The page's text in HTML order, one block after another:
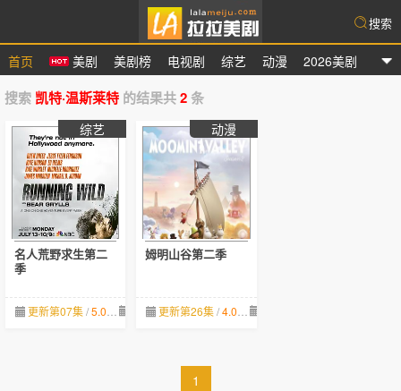
拉拉美剧
首页 美剧 美剧榜 电视剧 综艺 动漫 2026美剧
搜索
搜索 凯特·温斯莱特 的结果共2 条
综艺
名人荒野求生第二
季
更新第07集/5.0 04-04
动漫
姆明山谷第二季
更新第26集/4.0
1